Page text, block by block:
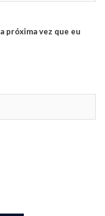
próxima vez que eu